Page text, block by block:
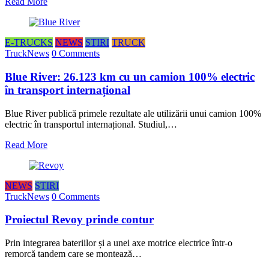
E-TRUCKS NEWS STIRI TRUCK
TruckNews 0 Comments
Blue River: 26.123 km cu un camion 100% electric
în transport internațional
Blue River publică primele rezultate ale utilizării unui camion 100%
electric în transportul internațional. Studiul,…
Read More
NEWS STIRI
TruckNews 0 Comments
Proiectul Revoy prinde contur
Prin integrarea bateriilor și a unei axe motrice electrice într-o
remorcă tandem care se montează…